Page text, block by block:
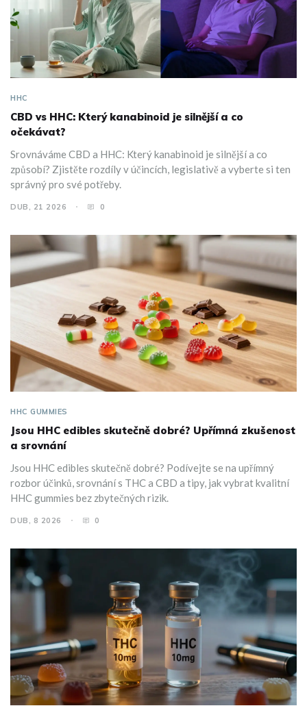
HHC
CBD vs HHC: Který kanabinoid je silnější a co
očekávat?
Srovnáváme CBD a HHC: Který kanabinoid je silnější a co
způsobí? Zjistěte rozdíly v účincích, legislativě a vyberte si ten
správný pro své potřeby.
DUB, 21 2026 0
HHC GUMMIES
Jsou HHC edibles skutečně dobré? Upřímná zkušenost
a srovnání
Jsou HHC edibles skutečně dobré? Podívejte se na upřímný
rozbor účinků, srovnání s THC a CBD a tipy, jak vybrat kvalitní
HHC gummies bez zbytečných rizik.
DUB, 8 2026 0